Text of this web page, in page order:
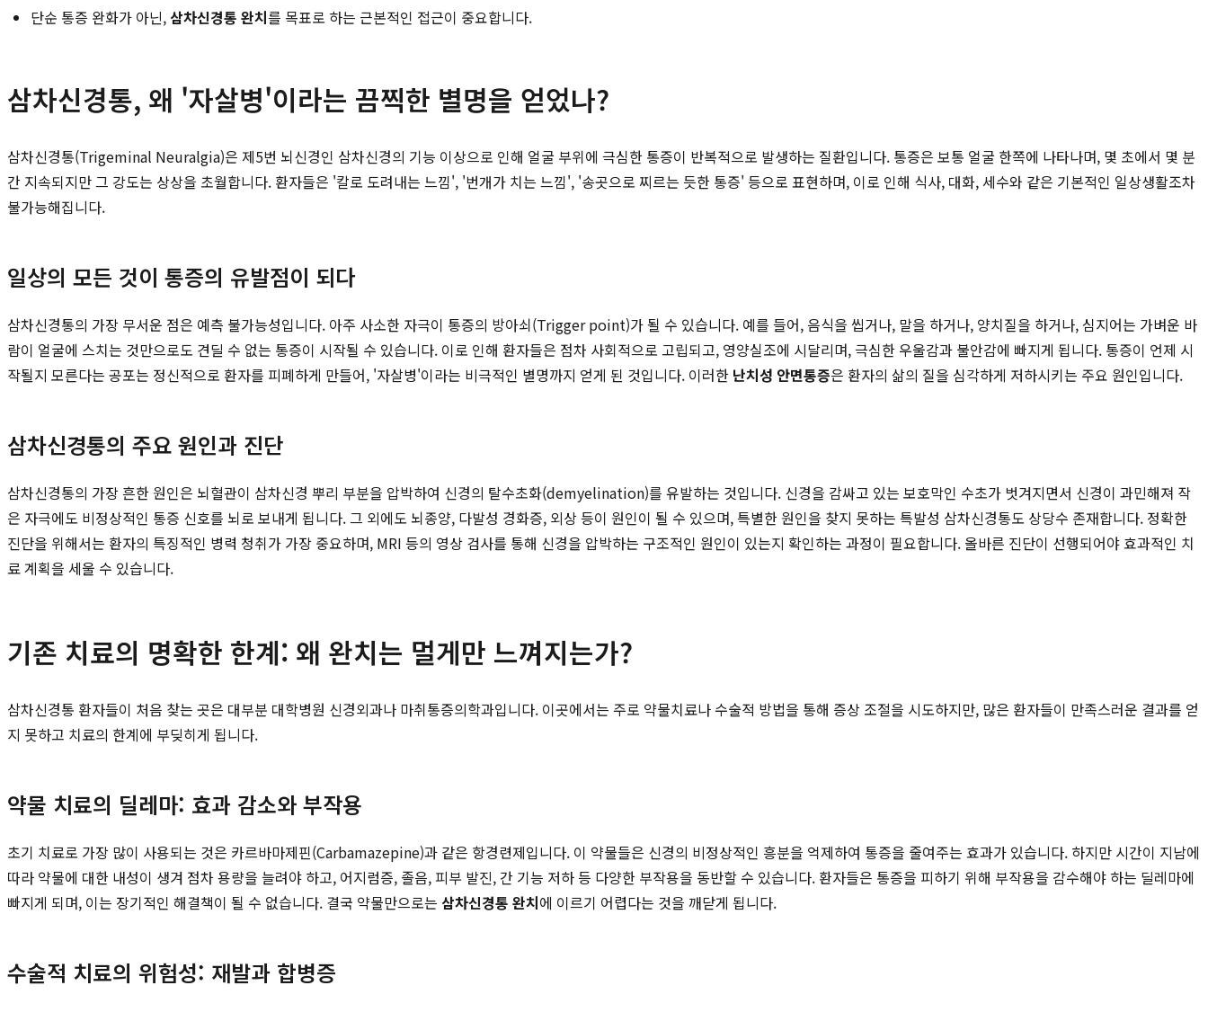
단순 통증 완화가 아닌, 삼차신경통 완치를 목표로 하는 근본적인 접근이 중요합니다.
삼차신경통, 왜 '자살병'이라는 끔찍한 별명을 얻었나?
삼차신경통(Trigeminal Neuralgia)은 제5번 뇌신경인 삼차신경의 기능 이상으로 인해 얼굴 부위에 극심한 통증이 반복적으로 발생하는 질환입니다. 통증은 보통 얼굴 한쪽에 나타나며, 몇 초에서 몇 분
간 지속되지만 그 강도는 상상을 초월합니다. 환자들은 '칼로 도려내는 느낌', '번개가 치는 느낌', '송곳으로 찌르는 듯한 통증' 등으로 표현하며, 이로 인해 식사, 대화, 세수와 같은 기본적인 일상생활조차
불가능해집니다.
일상의 모든 것이 통증의 유발점이 되다
삼차신경통의 가장 무서운 점은 예측 불가능성입니다. 아주 사소한 자극이 통증의 방아쇠(Trigger point)가 될 수 있습니다. 예를 들어, 음식을 씹거나, 말을 하거나, 양치질을 하거나, 심지어는 가벼운 바
람이 얼굴에 스치는 것만으로도 견딜 수 없는 통증이 시작될 수 있습니다. 이로 인해 환자들은 점차 사회적으로 고립되고, 영양실조에 시달리며, 극심한 우울감과 불안감에 빠지게 됩니다. 통증이 언제 시
작될지 모른다는 공포는 정신적으로 환자를 피폐하게 만들어, '자살병'이라는 비극적인 별명까지 얻게 된 것입니다. 이러한 난치성 안면통증은 환자의 삶의 질을 심각하게 저하시키는 주요 원인입니다.
삼차신경통의 주요 원인과 진단
삼차신경통의 가장 흔한 원인은 뇌혈관이 삼차신경 뿌리 부분을 압박하여 신경의 탈수초화(demyelination)를 유발하는 것입니다. 신경을 감싸고 있는 보호막인 수초가 벗겨지면서 신경이 과민해져 작
은 자극에도 비정상적인 통증 신호를 뇌로 보내게 됩니다. 그 외에도 뇌종양, 다발성 경화증, 외상 등이 원인이 될 수 있으며, 특별한 원인을 찾지 못하는 특발성 삼차신경통도 상당수 존재합니다. 정확한
진단을 위해서는 환자의 특징적인 병력 청취가 가장 중요하며, MRI 등의 영상 검사를 통해 신경을 압박하는 구조적인 원인이 있는지 확인하는 과정이 필요합니다. 올바른 진단이 선행되어야 효과적인 치
료 계획을 세울 수 있습니다.
기존 치료의 명확한 한계: 왜 완치는 멀게만 느껴지는가?
삼차신경통 환자들이 처음 찾는 곳은 대부분 대학병원 신경외과나 마취통증의학과입니다. 이곳에서는 주로 약물치료나 수술적 방법을 통해 증상 조절을 시도하지만, 많은 환자들이 만족스러운 결과를 얻
지 못하고 치료의 한계에 부딪히게 됩니다.
약물 치료의 딜레마: 효과 감소와 부작용
초기 치료로 가장 많이 사용되는 것은 카르바마제핀(Carbamazepine)과 같은 항경련제입니다. 이 약물들은 신경의 비정상적인 흥분을 억제하여 통증을 줄여주는 효과가 있습니다. 하지만 시간이 지남에
따라 약물에 대한 내성이 생겨 점차 용량을 늘려야 하고, 어지럼증, 졸음, 피부 발진, 간 기능 저하 등 다양한 부작용을 동반할 수 있습니다. 환자들은 통증을 피하기 위해 부작용을 감수해야 하는 딜레마에
빠지게 되며, 이는 장기적인 해결책이 될 수 없습니다. 결국 약물만으로는 삼차신경통 완치에 이르기 어렵다는 것을 깨닫게 됩니다.
수술적 치료의 위험성: 재발과 합병증